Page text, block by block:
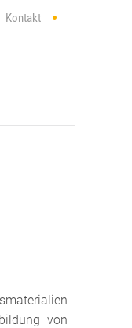
Kontakt
von